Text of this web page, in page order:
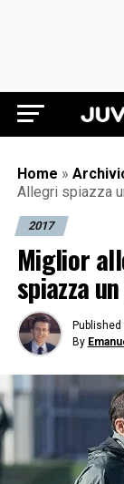
Home »
Allegri spiazza
2017
Miglior
spiazza
Published
By